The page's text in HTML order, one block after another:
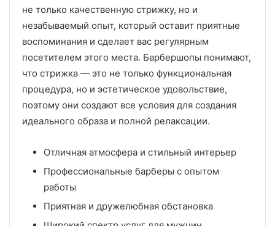
не только качественную стрижку, но и
незабываемый опыт, который оставит приятные
воспоминания и сделает вас регулярным
посетителем этого места. Барбершопы понимают,
что стрижка — это не только функциональная
процедура, но и эстетическое удовольствие,
поэтому они создают все условия для создания
идеального образа и полной релаксации.
Отличная атмосфера и стильный интерьер
Профессиональные барберы с опытом
работы
Приятная и дружелюбная обстановка